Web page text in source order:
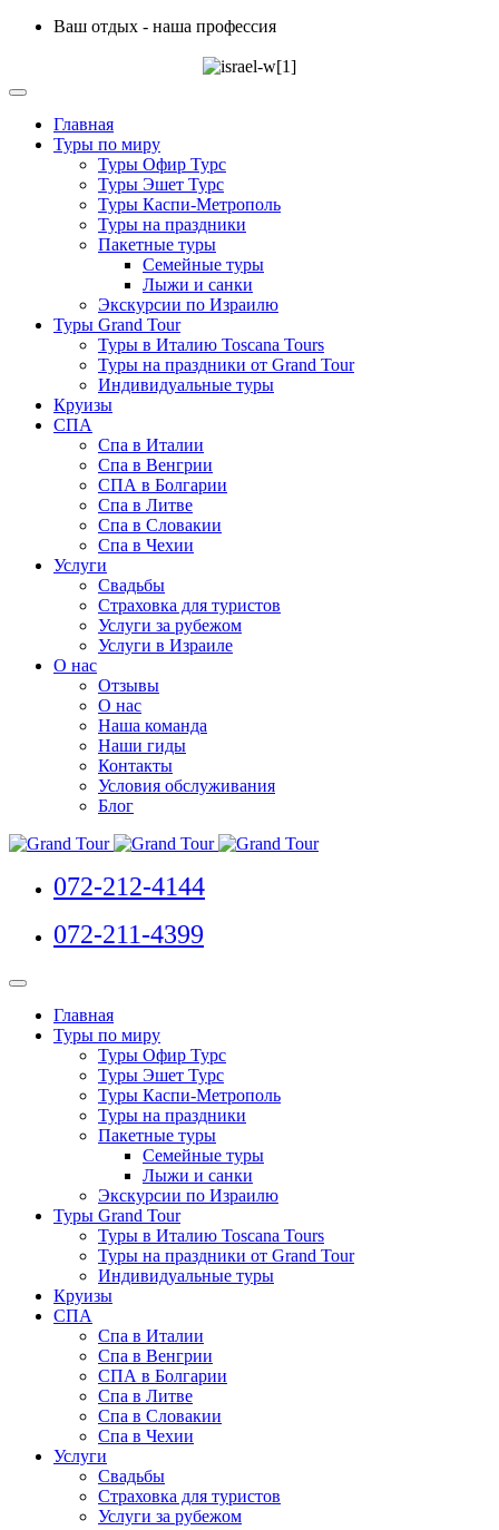
Ваш отдых - наша профессия
Главная
Туры по миру
Туры Офир Турс
Туры Эшет Турс
Туры Каспи-Метрополь
Туры на праздники
Пакетные туры
Семейные туры
Лыжи и санки
Экскурсии по Израилю
Туры Grand Tour
Туры в Италию Toscana Tours
Туры на праздники от Grand Tour
Индивидуальные туры
Круизы
СПА
Спа в Италии
Спа в Венгрии
СПА в Болгарии
Спа в Литве
Спа в Словакии
Спа в Чехии
Услуги
Свадьбы
Страховка для туристов
Услуги за рубежом
Услуги в Израиле
О нас
Отзывы
О нас
Наша команда
Наши гиды
Контакты
Условия обслуживания
Блог
072-212-4144
072-211-4399
Главная
Туры по миру
Туры Офир Турс
Туры Эшет Турс
Туры Каспи-Метрополь
Туры на праздники
Пакетные туры
Семейные туры
Лыжи и санки
Экскурсии по Израилю
Туры Grand Tour
Туры в Италию Toscana Tours
Туры на праздники от Grand Tour
Индивидуальные туры
Круизы
СПА
Спа в Италии
Спа в Венгрии
СПА в Болгарии
Спа в Литве
Спа в Словакии
Спа в Чехии
Услуги
Свадьбы
Страховка для туристов
Услуги за рубежом